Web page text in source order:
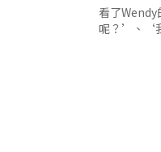
看了
呢？’、‘